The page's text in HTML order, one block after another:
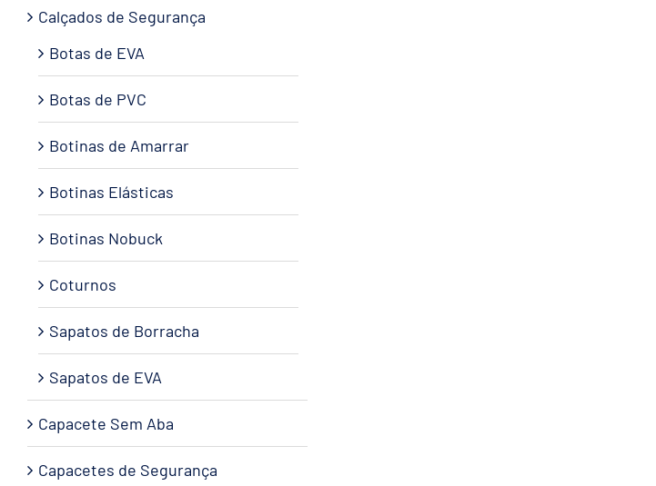
Calçados de Segurança
Botas de EVA
Botas de PVC
Botinas de Amarrar
Botinas Elásticas
Botinas Nobuck
Coturnos
Sapatos de Borracha
Sapatos de EVA
Capacete Sem Aba
Capacetes de Segurança